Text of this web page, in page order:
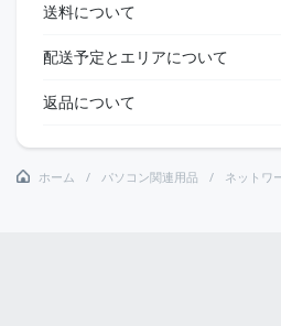
送料について
配送予定とエリアについて
返品について
ホーム パソコン関連用品 ネットワ